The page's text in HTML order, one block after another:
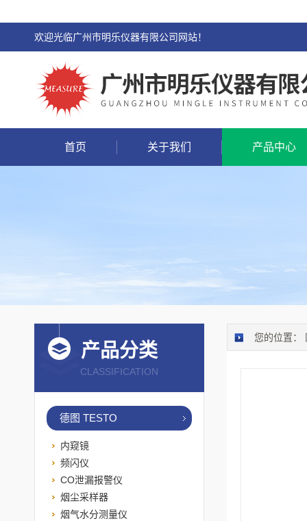
欢迎光临广州市明乐仪器有限公司网站！
首页 关于我们 产品中心
您的位置：
产品分类
CLASSIFICATION
德图 TESTO
内窥镜
频闪仪
CO泄漏报警仪
烟尘采样器
烟气水分测量仪